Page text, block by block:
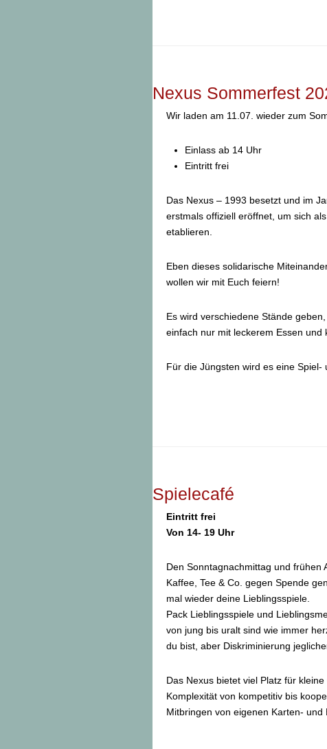
Nexus Sommerfest
Wir laden am 11.07. wieder zum
Einlass ab 14 Uhr
Eintritt frei
Das Nexus – 1993 besetzt und im
erstmals offiziell eröffnet, um sich
etablieren.
Eben dieses solidarische
wollen wir mit Euch feiern!
Es wird verschiedene Stände
einfach nur mit leckerem Essen und
Für die Jüngsten wird es eine Spiel-
Spielecafé
Eintritt frei
Von 14- 19 Uhr
Den Sonntagnachmittag und frühen
Kaffee, Tee & Co. gegen Spende
mal wieder deine Lieblingsspiele.
Pack Lieblingsspiele und
von jung bis uralt sind wie immer
du bist, aber Diskriminierung
Das Nexus bietet viel Platz für
Komplexität von kompetitiv bis
Mitbringen von eigenen Karten-